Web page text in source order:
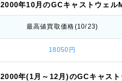
2000年10月のGCキャストウェル
最高値買取価格(10/23)
18050円
2000年(1月～12月)のGCキャス